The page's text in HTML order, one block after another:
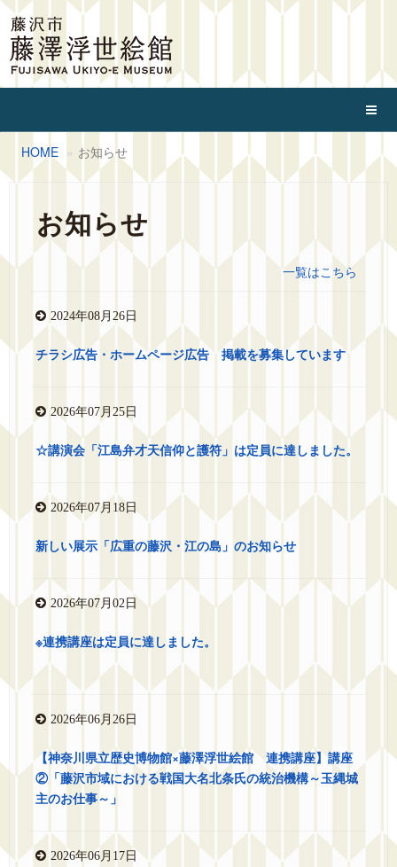
HOME お知らせ
お知らせ
一覧はこちら
2024年08月26日
チラシ広告・ホームページ広告 掲載を募集しています
2026年07月25日
☆講演会「江島弁才天信仰と護符」は定員に達しました。
2026年07月18日
新しい展示「広重の藤沢・江の島」のお知らせ
2026年07月02日
※連携講座は定員に達しました。
2026年06月26日
【神奈川県立歴史博物館×藤澤浮世絵館 連携講座】講座
②「藤沢市域における戦国大名北条氏の統治機構～玉縄城
主のお仕事～」
2026年06月17日